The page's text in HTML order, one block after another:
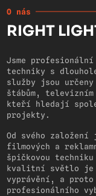
O nás
RIGHT
Jsme
techniky s
služby jsou určeny
štábům,
kteří hledají
projekty.
Od svého
filmových a
špičkovou
kvalitní světlo je
vyprávění, a proto
profesionálního